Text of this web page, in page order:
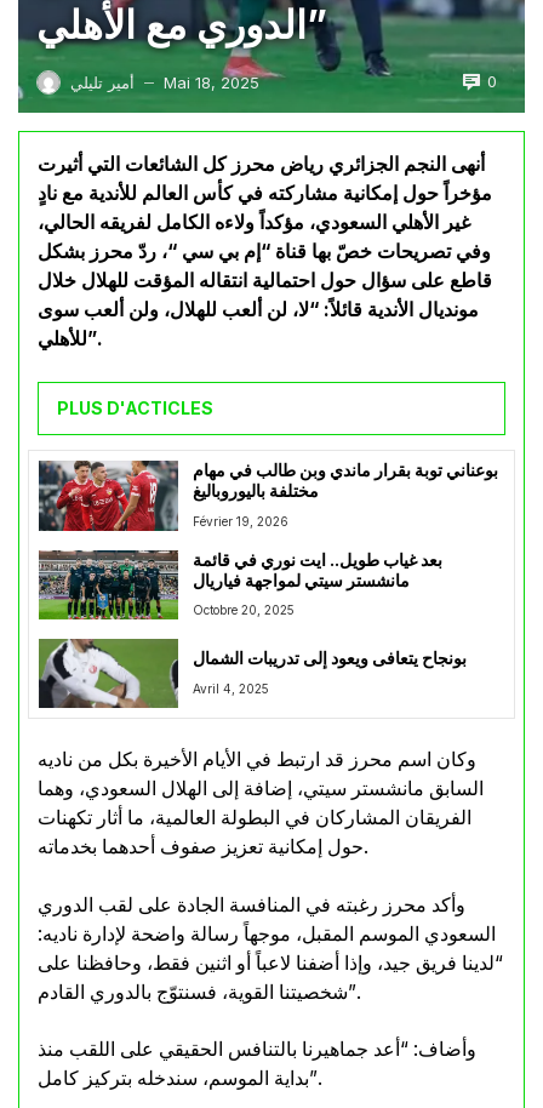
الدوري مع الأهلي”
أمير تليلي — Mai 18, 2025 0
أنهى النجم الجزائري رياض محرز كل الشائعات التي أثيرت
مؤخراً حول إمكانية مشاركته في كأس العالم للأندية مع نادٍ
غير الأهلي السعودي، مؤكداً ولاءه الكامل لفريقه الحالي،
وفي تصريحات خصّ بها قناة “إم بي سي “، ردّ محرز بشكل
قاطع على سؤال حول احتمالية انتقاله المؤقت للهلال خلال
مونديال الأندية قائلاً: “لا، لن ألعب للهلال، ولن ألعب سوى
للأهلي”.
PLUS D'ACTICLES
بوعناني توبة بقرار ماندي وبن طالب في مهام
مختلفة باليوروباليغ
Février 19, 2026
بعد غياب طويل.. ايت نوري في قائمة
مانشستر سيتي لمواجهة فياريال
Octobre 20, 2025
بونجاح يتعافى ويعود إلى تدريبات الشمال
Avril 4, 2025
وكان اسم محرز قد ارتبط في الأيام الأخيرة بكل من ناديه
السابق مانشستر سيتي، إضافة إلى الهلال السعودي، وهما
الفريقان المشاركان في البطولة العالمية، ما أثار تكهنات
حول إمكانية تعزيز صفوف أحدهما بخدماته.
وأكد محرز رغبته في المنافسة الجادة على لقب الدوري
السعودي الموسم المقبل، موجهاً رسالة واضحة لإدارة ناديه:
“لدينا فريق جيد، وإذا أضفنا لاعباً أو اثنين فقط، وحافظنا على
شخصيتنا القوية، فسنتوّج بالدوري القادم”.
وأضاف: “أعد جماهيرنا بالتنافس الحقيقي على اللقب منذ
بداية الموسم، سندخله بتركيز كامل”.